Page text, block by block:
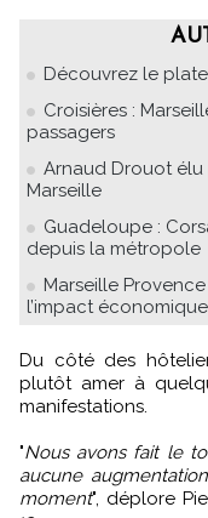
Découvrez le
Croisières :
passagers
Arnaud Drouot élu
Marseille
Guadeloupe :
depuis la métropole
Marseille
l’impact
Du côté des hôteliers marseillais, le constat est même
plutôt amer à
manifestations.
"Nous avons fait le
aucune
moment", déplore